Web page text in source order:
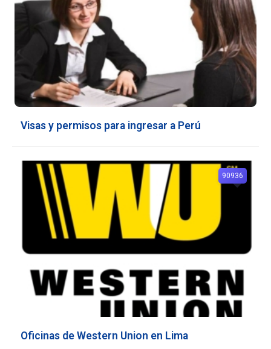
Visas y permisos para ingresar a Perú
Oficinas de Western Union en Lima
90936